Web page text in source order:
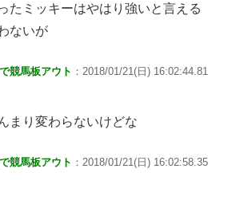
たミッキーはやはり強いと言える
ないが
競馬板アウト ：2018/01/21(日) 16:02:44.81
まり変わらないけどな
競馬板アウト ：2018/01/21(日) 16:02:58.35